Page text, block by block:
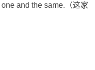
and the same.（这家